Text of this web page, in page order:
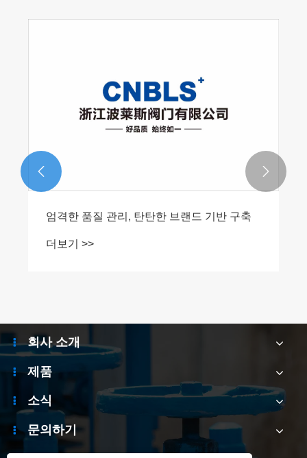
엄격한 품질 관리, 탄탄한 브랜드 기반 구축
더보기 >>
 
회사 소개
제품
소식
문의하기